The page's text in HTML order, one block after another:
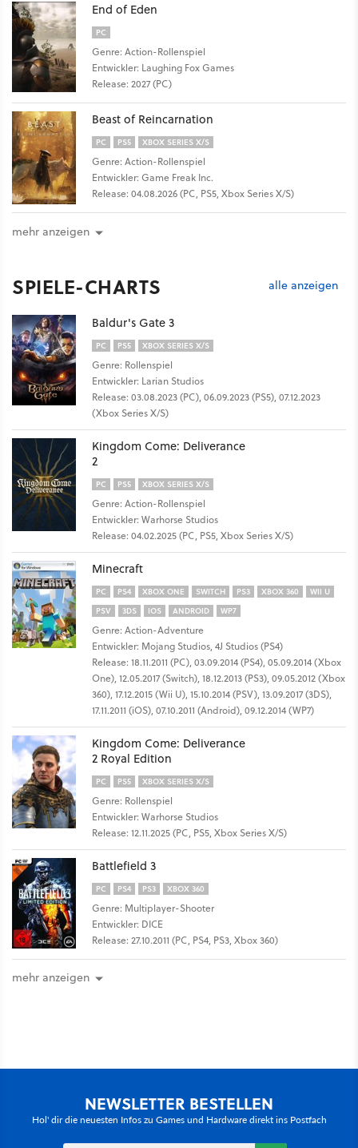
End of Eden
PC
Genre: Action-Rollenspiel
Entwickler: Laughing Fox Games
Release: 2027 (PC)
Beast of Reincarnation
PC PS5 XBOX SERIES X/S
Genre: Action-Rollenspiel
Entwickler: Game Freak Inc.
Release: 04.08.2026 (PC, PS5, Xbox Series X/S)
mehr anzeigen
SPIELE-CHARTS alle anzeigen
Baldur's Gate 3
PC PS5 XBOX SERIES X/S
Genre: Rollenspiel
Entwickler: Larian Studios
Release: 03.08.2023 (PC), 06.09.2023 (PS5), 07.12.2023
(Xbox Series X/S)
Kingdom Come: Deliverance
2
PC PS5 XBOX SERIES X/S
Genre: Action-Rollenspiel
Entwickler: Warhorse Studios
Release: 04.02.2025 (PC, PS5, Xbox Series X/S)
Minecraft
PC PS4 XBOX ONE SWITCH PS3 XBOX 360
WII U
PSV
3DS IOS ANDROID WP7
Genre: Action-Adventure
Entwickler: Mojang Studios, 4J Studios (PS4)
Release: 18.11.2011 (PC), 03.09.2014 (PS4), 05.09.2014 (Xbox
One), 12.05.2017 (Switch), 18.12.2013 (PS3), 09.05.2012 (Xbox
360), 17.12.2015 (Wii U), 15.10.2014 (PSV), 13.09.2017 (3DS),
17.11.2011 (iOS), 07.10.2011 (Android), 09.12.2014 (WP7)
Kingdom Come: Deliverance
2 Royal Edition
PC PS5 XBOX SERIES X/S
Genre: Rollenspiel
Entwickler: Warhorse Studios
Release: 12.11.2025 (PC, PS5, Xbox Series X/S)
Battlefield 3
PC PS4 PS3 XBOX 360
Genre: Multiplayer-Shooter
Entwickler: DICE
Release: 27.10.2011 (PC, PS4, PS3, Xbox 360)
mehr anzeigen
NEWSLETTER BESTELLEN
Hol' dir die neuesten Infos zu Games und Hardware direkt ins Postfach